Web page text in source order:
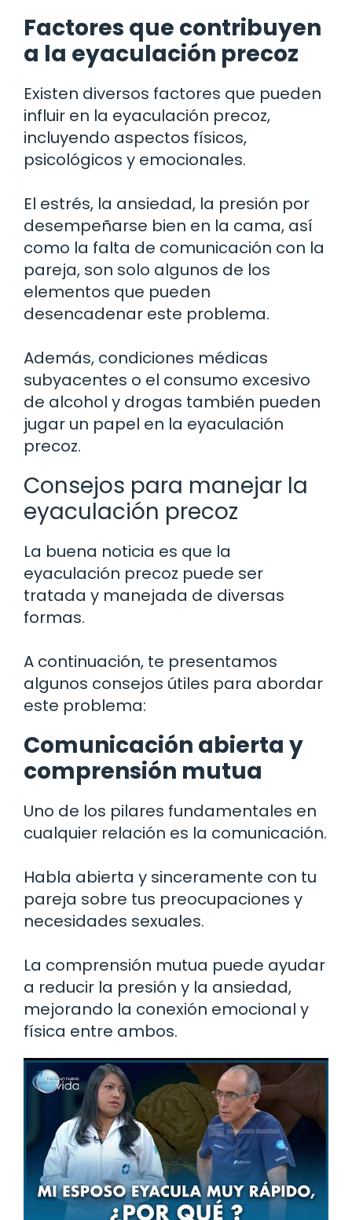
Factores que contribuyen
a la eyaculación precoz
Existen diversos factores que pueden
influir en la eyaculación precoz,
incluyendo aspectos físicos,
psicológicos y emocionales.
El estrés, la ansiedad, la presión por
desempeñarse bien en la cama, así
como la falta de comunicación con la
pareja, son solo algunos de los
elementos que pueden
desencadenar este problema.
Además, condiciones médicas
subyacentes o el consumo excesivo
de alcohol y drogas también pueden
jugar un papel en la eyaculación
precoz.
Consejos para manejar la
eyaculación precoz
La buena noticia es que la
eyaculación precoz puede ser
tratada y manejada de diversas
formas.
A continuación, te presentamos
algunos consejos útiles para abordar
este problema:
Comunicación abierta y
comprensión mutua
Uno de los pilares fundamentales en
cualquier relación es la comunicación.
Habla abierta y sinceramente con tu
pareja sobre tus preocupaciones y
necesidades sexuales.
La comprensión mutua puede ayudar
a reducir la presión y la ansiedad,
mejorando la conexión emocional y
física entre ambos.